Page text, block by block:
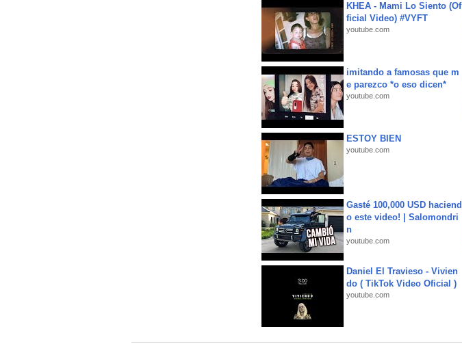
KHEA - Mami Lo Siento (Of
ficial Video) #VYFT
youtube.com
imitando a famosas que m
e parezco *o eso dicen*
youtube.com
ESTOY BIEN
youtube.com
Gasté 100,000 USD haciend
o este video! | Salomondri
n
youtube.com
Daniel El Travieso - Vivien
do ( TikTok Video Oficial )
youtube.com